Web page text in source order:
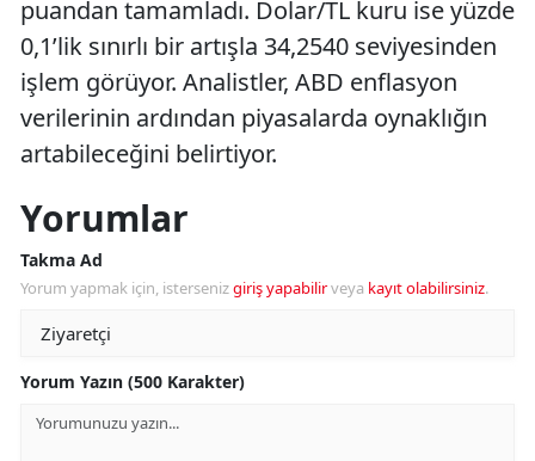
puandan tamamladı. Dolar/TL kuru ise yüzde
0,1’lik sınırlı bir artışla 34,2540 seviyesinden
işlem görüyor. Analistler, ABD enflasyon
verilerinin ardından piyasalarda oynaklığın
artabileceğini belirtiyor.
Yorumlar
Takma Ad
Yorum yapmak için, istersenizgiriş yapabilirveya kayıt olabilirsiniz.
Yorum Yazın (500 Karakter)